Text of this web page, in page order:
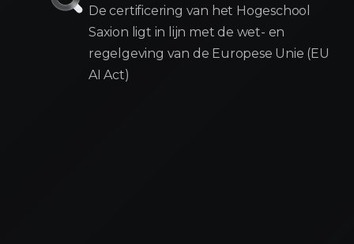
De certificering van het Hogeschool
Saxion ligt in lijn met de wet- en
regelgeving van de Europese Unie (EU
AI Act)